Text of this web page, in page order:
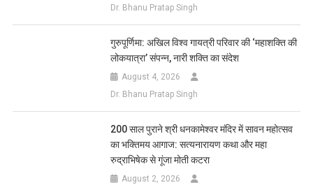
Dr. Bhanu Pratap Singh
गुरुपूर्णिमा: अखिल विश्व गायत्री परिवार की ‘महाशक्ति की
लोकयात्रा’ संपन्न, नारी शक्ति का संदेश
August 4, 2026
Dr. Bhanu Pratap Singh
200 साल पुराने श्री धनकामेश्वर मंदिर में सावन महोत्सव
का भक्तिमय आगाज: सत्यनारायण कथा और महा
रुद्राभिषेक से गूंजा मोती कटरा
August 2, 2026